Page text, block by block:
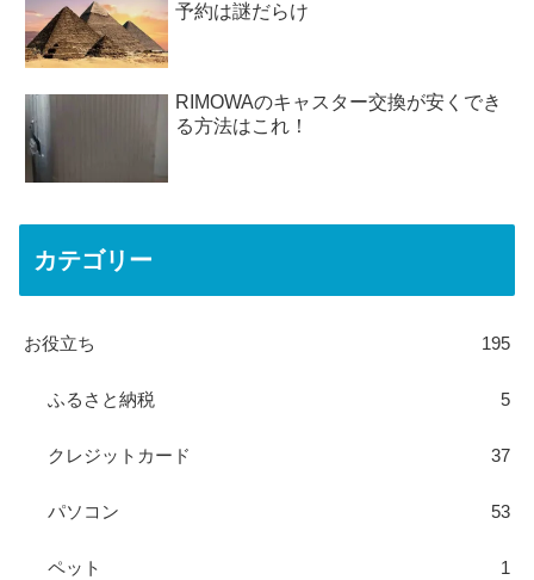
予約は謎だらけ
RIMOWAのキャスター交換が安くでき
る方法はこれ！
カテゴリー
お役立ち 195
ふるさと納税 5
クレジットカード 37
パソコン 53
ペット 1